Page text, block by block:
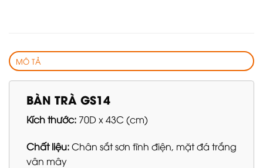
MÔ TẢ
BÀN TRÀ GS14
Kích thước: 70D x 43C (cm)
Chất liệu:Chân sắt sơn tĩnh điện, mặt đá trắng
vân mây